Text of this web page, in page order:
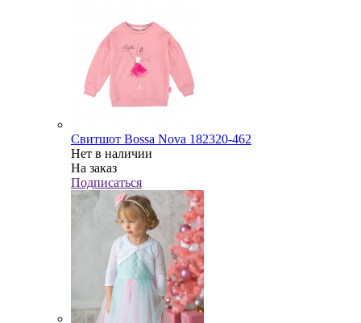
Свитшот Bossa Nova 182320-462
Нет в наличии
На заказ
Подписаться